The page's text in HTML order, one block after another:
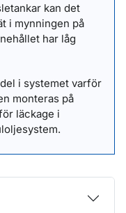
kan det
i mynningen på
har låg
i systemet varför
monteras på
läckage i